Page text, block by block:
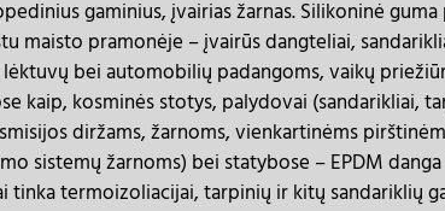
gaminius, įvairias žarnas. Silikoninė
maisto pramonėje – įvairūs dangteliai,
bei automobilių padangoms, vaikų
kaip, kosminės stotys, palydovai (sandarikliai,
diržams, žarnoms, vienkartinėms
sistemų žarnoms) bei statybose – EPDM
tinka termoizoliacijai, tarpinių ir kitų sandariklių